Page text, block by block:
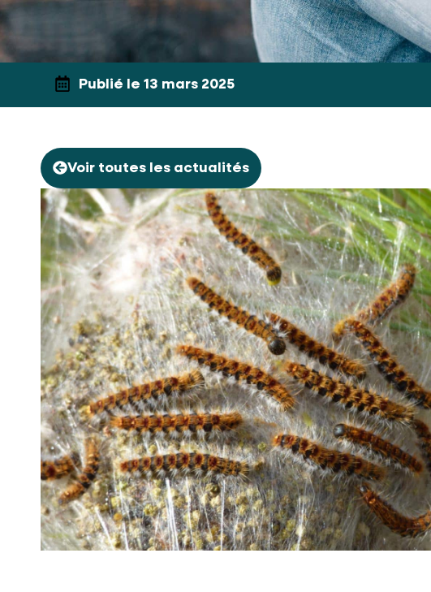
Publié le 13 mars 2025
Voir toutes les actualités